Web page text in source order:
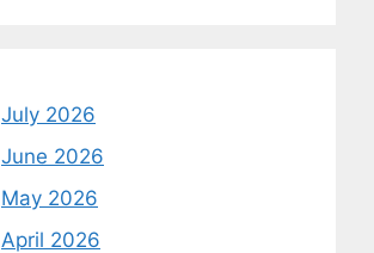
July 2026
June 2026
May 2026
April 2026